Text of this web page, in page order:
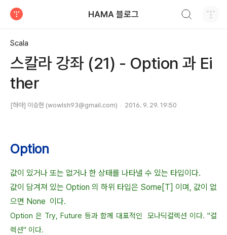
HAMA 블로그
Scala
스칼라 강좌 (21) - Option 과 Ei
ther
[하마] 이승현 (wowlsh93@gmail.com) 2016. 9. 29. 19:50
Option
값이 있거나 또는 없거나 한 상태를 나타낼 수 있는 타입이다.
값이 담겨져 있는 Option 의 하위 타입은 Some[T] 이며, 값이 없
으면 None 이다.
Option 은 Try, Future 등과 함께 대표적인 모나딕컬렉션 이다. "컬
렉션" 이다.